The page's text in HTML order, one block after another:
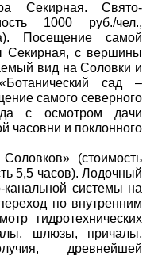
Секирная. Свято-
1000 руб./чел.,
Посещение самой
Секирная, с вершины
вид на Соловки и
сад –
самого северного
с осмотром дачи
часовни и поклонного
(стоимость
5,5 часов). Лодочный
канальной системы на
по внутренним
гидротехнических
шлюзы, причалы,
древнейшей